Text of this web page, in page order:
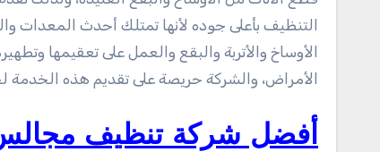
التنظيف بأعلى جوده لأنها تمتلك أحدث المعدات
الأوساخ والأتربة والبقع والعمل على تعقيمها
الأمراض، والشركة حريصة على تقديم هذه الخدمة
أفضل شركة تنظيف